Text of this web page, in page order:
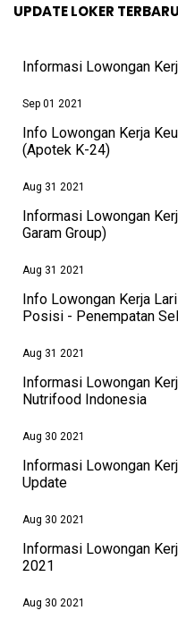
UPDATE LOKER TERBARU
Informasi Lowongan
Sep 01 2021
Info Lowongan Kerja
(Apotek K-24)
Aug 31 2021
Informasi Lowongan
Garam Group)
Aug 31 2021
Info Lowongan Kerja
Posisi - Penempatan
Aug 31 2021
Informasi Lowongan
Nutrifood Indonesia
Aug 30 2021
Informasi Lowongan
Update
Aug 30 2021
Informasi Lowongan
2021
Aug 30 2021